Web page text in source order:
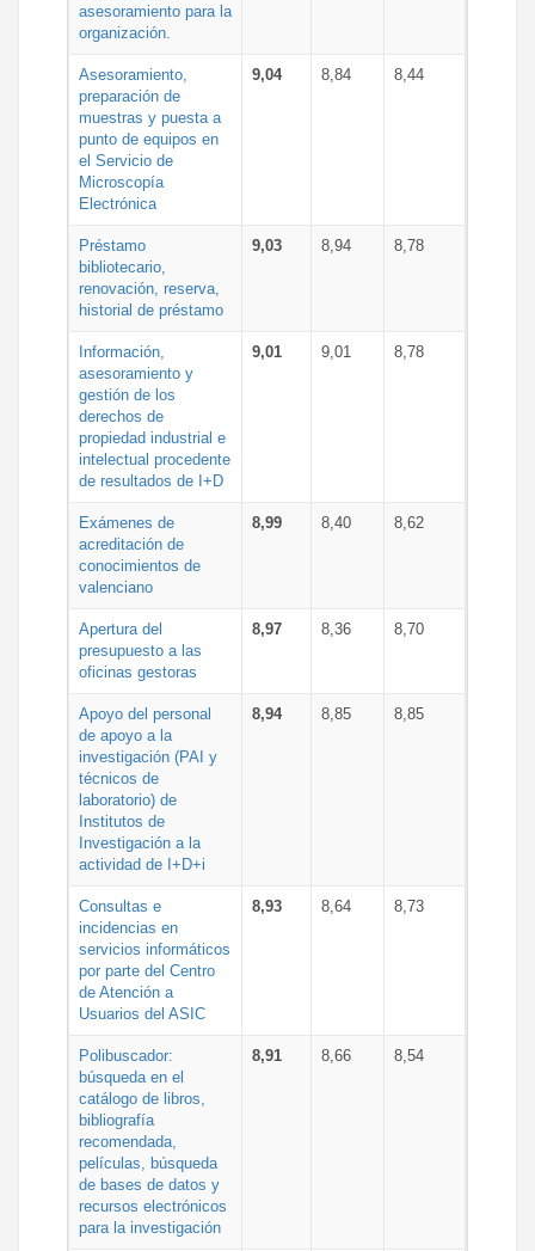
asesoramiento para la
organización.
Asesoramiento,
preparación de
muestras y puesta a
punto de equipos en
el Servicio de
Microscopía
Electrónica
9,04 8,84 8,44
Préstamo
bibliotecario,
renovación, reserva,
historial de préstamo
9,03 8,94 8,78
Información,
asesoramiento y
gestión de los
derechos de
propiedad industrial e
intelectual procedente
de resultados de I+D
9,01 9,01 8,78
Exámenes de
acreditación de
conocimientos de
valenciano
8,99 8,40 8,62
Apertura del
presupuesto a las
oficinas gestoras
8,97 8,36 8,70
Apoyo del personal
de apoyo a la
investigación (PAI y
técnicos de
laboratorio) de
Institutos de
Investigación a la
actividad de I+D+i
8,94 8,85 8,85
Consultas e
incidencias en
servicios informáticos
por parte del Centro
de Atención a
Usuarios del ASIC
8,93 8,64 8,73
Polibuscador:
búsqueda en el
catálogo de libros,
bibliografía
recomendada,
películas, búsqueda
de bases de datos y
recursos electrónicos
para la investigación
8,91 8,66 8,54